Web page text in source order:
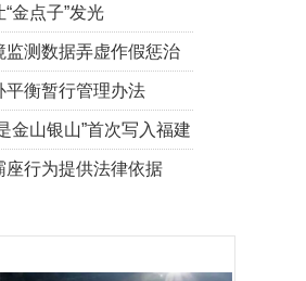
金点子”发光
监测数据弄虚作假惩治
平衡暂行管理办法
金山银山”首次写入福建
座行为提供法律依据